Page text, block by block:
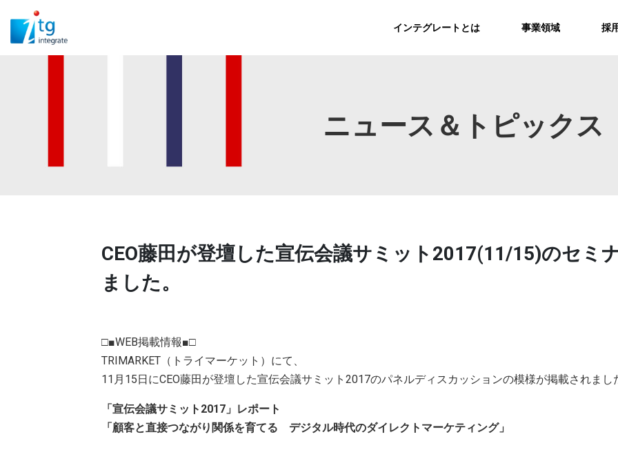
インテグレートとは 事業領域 採
ニュース＆トピックス
CEO藤田が登壇した宣伝会議サミット2017(11/15)のセミ
ました。
□■WEB掲載情報■□
TRIMARKET（トライマーケット）にて、
11月15日にCEO藤田が登壇した宣伝会議サミット2017のパネルディスカッションの模様が掲載されまし
「宣伝会議サミット2017」レポート
「顧客と直接つながり関係を育てる デジタル時代のダイレクトマーケティング」